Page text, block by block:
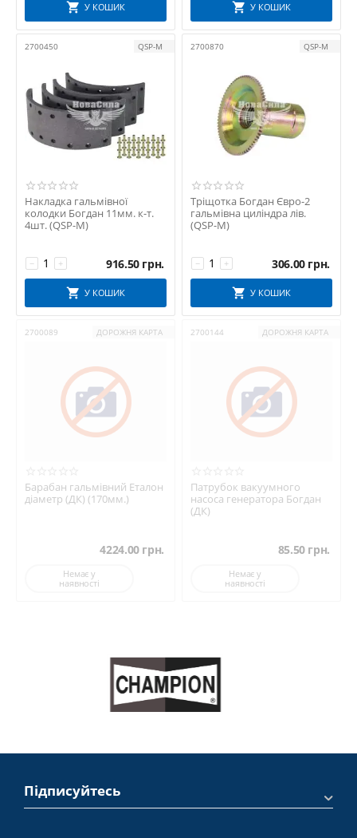
У КОШИК У КОШИК
2700450 QSP-M
Накладка гальмівної
колодки Богдан 11мм. к-т.
4шт. (QSP-M)
+
− 916.50 грн.
У КОШИК
2700870 QSP-M
Тріщотка Богдан Євро-2
гальмівна циліндра лів.
(QSP-M)
+
− 306.00 грн.
У КОШИК
2700089 ДОРОЖНЯ КАРТА
Барабан гальмівний Еталон
діаметр (ДК) (170мм.)
4224.00 грн.
Немає у
наявності
2700144 ДОРОЖНЯ КАРТА
Патрубок вакуумного
насоса генератора Богдан
(ДК)
85.50 грн.
Немає у
наявності
Підписуйтесь